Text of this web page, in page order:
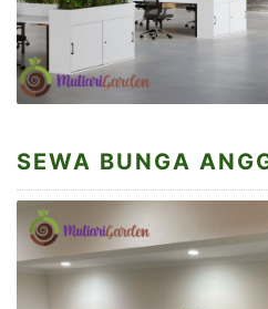
SEWA BUNGA